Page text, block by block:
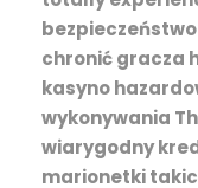
chronić gracza
kasyno
wykonywania
wiarygodny
marionetki